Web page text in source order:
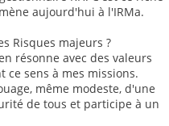
aujourd'hui à l'IRMa.
Risques majeurs ?
résonne avec des valeurs
ce sens à mes missions.
même modeste, d'une
de tous et participe à un